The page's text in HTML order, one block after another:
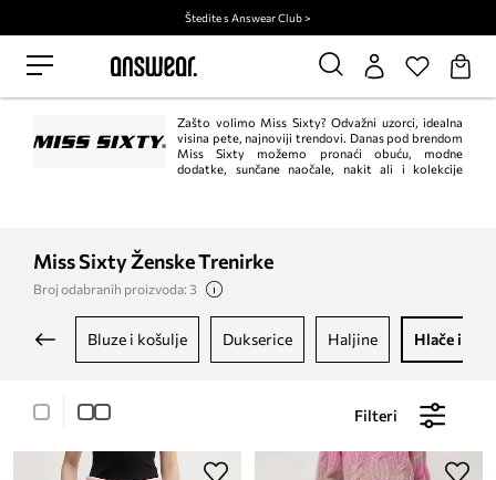
Štedite s Answear Club >
Zašto volimo Miss Sixty? Odvažni uzorci, idealna
visina pete, najnoviji trendovi. Danas pod brendom
Miss Sixty možemo pronaći obuću, modne
dodatke, sunčane naočale, nakit ali i kolekcije
Miss Sixty Ženske Trenirke
Broj odabranih proizvoda: 3
bluze i košulje dukserice haljine hlače i
Filteri